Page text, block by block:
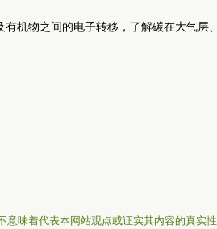
机物之间的电子转移，了解碳在大气层
味着代表本网站观点或证实其内容的真实